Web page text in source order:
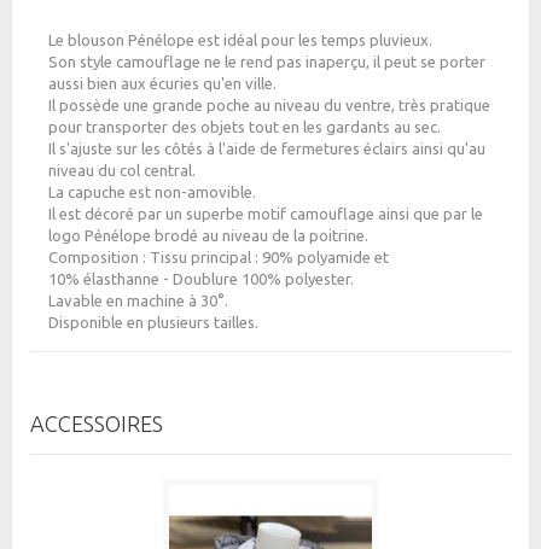
Le blouson Pénélope est idéal pour les temps pluvieux.
Son style camouflage ne le rend pas inaperçu, il peut se porter
aussi bien aux écuries qu'en ville.
Il possède une grande poche au niveau du ventre, très pratique
pour transporter des objets tout en les gardants au sec.
Il s'ajuste sur les côtés à l'aide de fermetures éclairs ainsi qu'au
niveau du col central.
La capuche est non-amovible.
Il est décoré par un superbe motif camouflage ainsi que par le
logo Pénélope brodé au niveau de la poitrine.
Composition : Tissu principal : 90% polyamide et
10% élasthanne - Doublure 100% polyester.
Lavable en machine à 30°.
Disponible en plusieurs tailles.
ACCESSOIRES